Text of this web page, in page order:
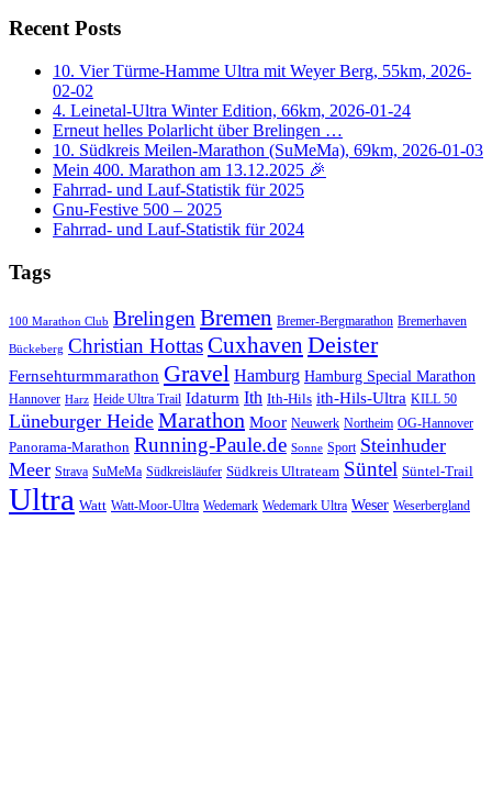
Recent Posts
10. Vier Türme-Hamme Ultra mit Weyer Berg, 55km, 2026-
02-02
4. Leinetal-Ultra Winter Edition, 66km, 2026-01-24
Erneut helles Polarlicht über Brelingen …
10. Südkreis Meilen-Marathon (SuMeMa), 69km, 2026-01-03
Mein 400. Marathon am 13.12.2025 🎉
Fahrrad- und Lauf-Statistik für 2025
Gnu-Festive 500 – 2025
Fahrrad- und Lauf-Statistik für 2024
Tags
100 Marathon Club BrelingenBremen Bremer-Bergmarathon Bremerhaven
Bückeberg Christian HottasCuxhaven Deister
Fernsehturmmarathon Gravel Hamburg Hamburg Special Marathon
Hannover Harz Heide Ultra Trail Idaturm Ith Ith-Hils ith-Hils-Ultra KILL 50
Lüneburger Heide Marathon Moor Neuwerk Northeim OG-Hannover
Panorama-Marathon Running-Paule.de Sonne Sport Steinhuder
Meer Strava SuMeMa Südkreisläufer Südkreis Ultrateam Süntel Süntel-Trail
Ultra Watt Watt-Moor-Ultra Wedemark Wedemark Ultra Weser Weserbergland